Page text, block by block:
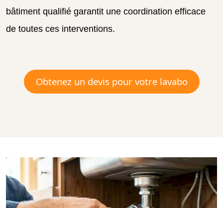
bâtiment qualifié garantit une coordination efficace
de toutes ces interventions.
Obtenez un devis pour votre lavabo